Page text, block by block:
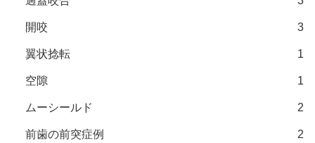
開咬 3
翼状捻転 1
空隙 1
ムーシールド 2
前歯の前突症例 2